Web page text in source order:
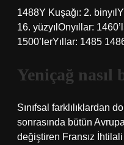
1488Y Kuşağı: 2.
16. yüzyılOnyıllar:
1500’lerYıllar: 1485
Yeniçağ nasıl
Sınıfsal farklılıklardan
sonrasında bütün
değiştiren Fransız